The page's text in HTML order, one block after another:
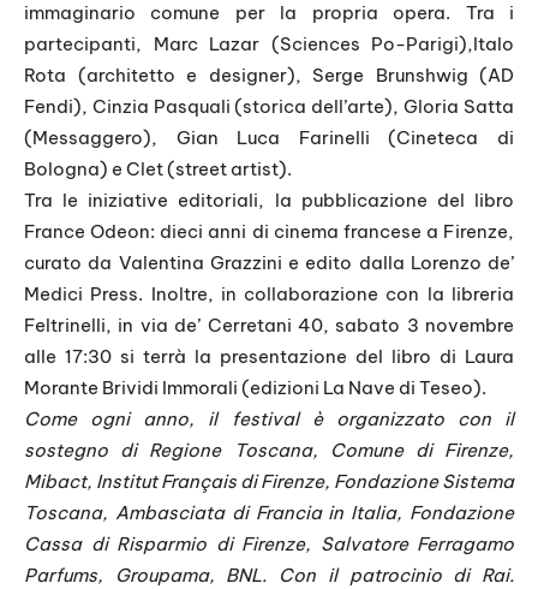
immaginario comune per la propria opera. Tra i
partecipanti, Marc Lazar (Sciences Po-Parigi),Italo
Rota (architetto e designer), Serge Brunshwig (AD
Fendi), Cinzia Pasquali (storica dell’arte), Gloria Satta
(Messaggero), Gian Luca Farinelli (Cineteca di
Bologna) e Clet (street artist).
Tra le iniziative editoriali, la pubblicazione del libro
France Odeon: dieci anni di cinema francese a Firenze,
curato da Valentina Grazzini e edito dalla Lorenzo de’
Medici Press. Inoltre, in collaborazione con la libreria
Feltrinelli, in via de’ Cerretani 40, sabato 3 novembre
alle 17:30 si terrà la presentazione del libro di Laura
Morante Brividi Immorali (edizioni La Nave di Teseo).
Come ogni anno, il festival è organizzato con il
sostegno di Regione Toscana, Comune di Firenze,
Mibact, Institut Français di Firenze, Fondazione Sistema
Toscana, Ambasciata di Francia in Italia, Fondazione
Cassa di Risparmio di Firenze, Salvatore Ferragamo
Parfums, Groupama, BNL. Con il patrocinio di Rai.